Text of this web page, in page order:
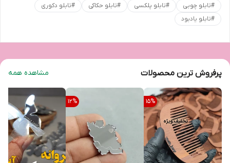
#تابلو چوبی #تابلو پلکسی #تابلو حکاکی #تابلو دکوری
#تابلو یادبود
پرفروش ترین محصولات مشاهده همه
15%
12%